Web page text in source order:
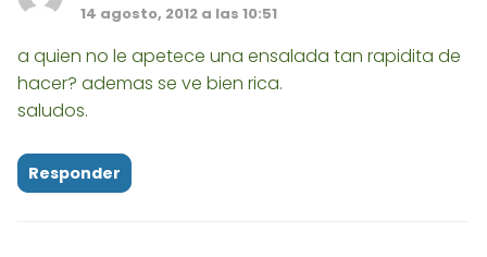
14 agosto, 2012 a las 10:51
a quien no le apetece una ensalada tan rapidita de
hacer? ademas se ve bien rica.
saludos.
Responder